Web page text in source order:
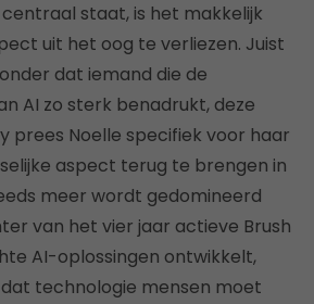
staat, is het makkelijk
uit het oog te verliezen. Juist
dat iemand die de
AI zo sterk benadrukt, deze
prees Noelle specifiek voor haar
aspect terug te brengen in
meer wordt gedomineerd
van het vier jaar actieve Brush
AI-oplossingen ontwikkelt,
technologie mensen moet